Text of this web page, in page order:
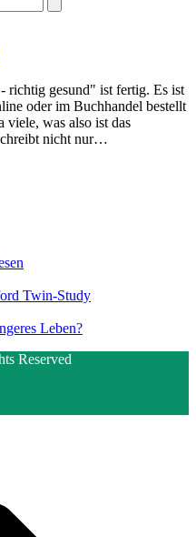
richtig gesund" ist fertig. Es ist
oder im Buchhandel bestellt
viele, was also ist das
nicht nur…
Twin-Study
Leben?
Reserved